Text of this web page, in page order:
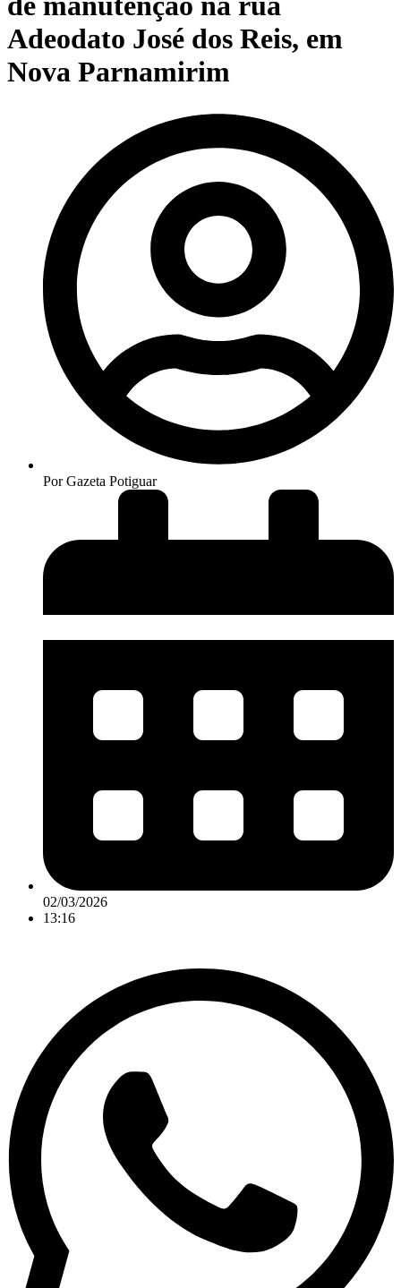
Adeodato José dos Reis, em
Nova Parnamirim
PorGazeta Potiguar
02/03/2026
13:16